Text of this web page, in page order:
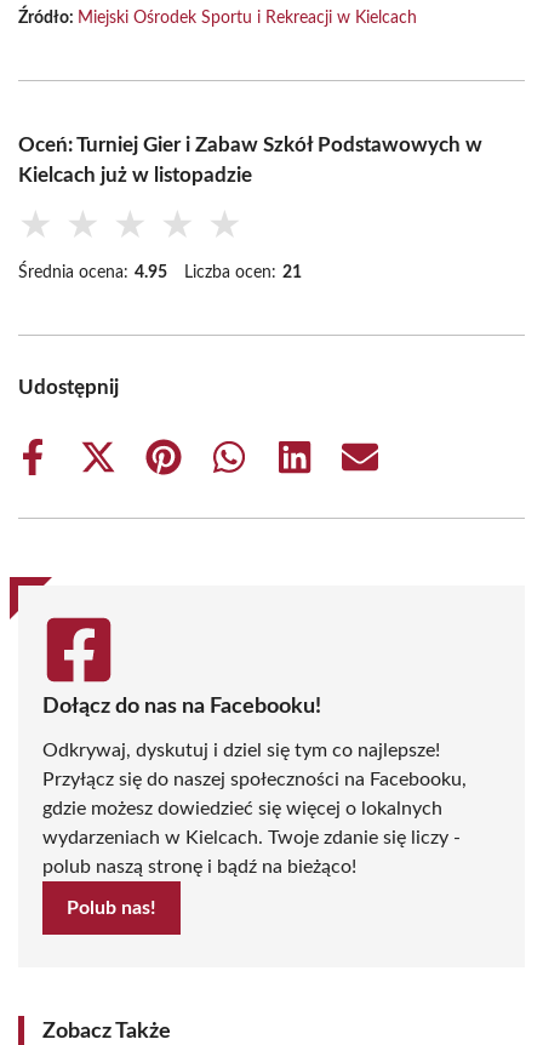
Źródło: Miejski Ośrodek Sportu i Rekreacji w Kielcach
Oceń: Turniej Gier i Zabaw Szkół Podstawowych w
Kielcach już w listopadzie
★ ★ ★ ★ ★
Średnia ocena: 4.95 Liczba ocen: 21
Udostępnij
Share
Share
(Twitter)
Share
Share
Share
Share
Dołącz do nas na Facebooku!
Odkrywaj, dyskutuj i dziel się tym co najlepsze!
Przyłącz się do naszej społeczności na Facebooku,
gdzie możesz dowiedzieć się więcej o lokalnych
wydarzeniach w Kielcach. Twoje zdanie się liczy -
polub naszą stronę i bądź na bieżąco!
Polub nas!
Zobacz Także